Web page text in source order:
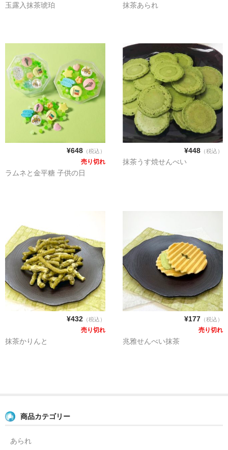
玉露入抹茶琥珀 抹茶あられ
¥648（税込）
売り切れ
ラムネと金平糖 子供の日
¥448（税込）
抹茶うす焼せんべい
¥432（税込）
売り切れ
抹茶かりんと
¥177 （税込）
売り切れ
兆雅せんべい抹茶
商品カテゴリー
あられ